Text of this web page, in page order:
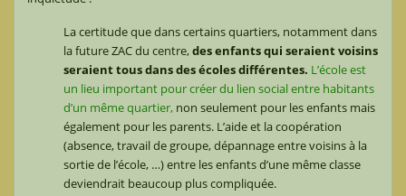
La certitude que dans certains quartiers, notamment dans
la future ZAC du centre,des enfants qui seraient voisins
seraient tous dans des écoles différentes. L’école est
un lieu important pour créer du lien social entre habitants
d’un même quartier, non seulement pour les enfants mais
également pour les parents. L’aide et la coopération
(absence, travail de groupe, dépannage entre voisins à la
sortie de l’école, …) entre les enfants d’une même classe
deviendrait beaucoup plus compliquée.